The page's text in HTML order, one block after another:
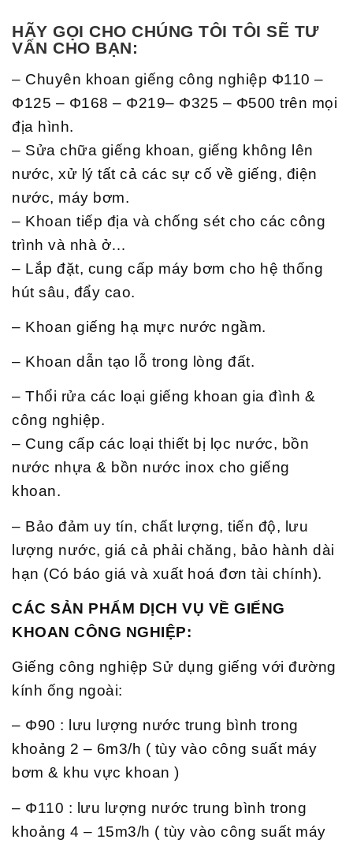
HÃY GỌI CHO CHÚNG TÔI TÔI SẼ TƯ
VẤN CHO BẠN:
– Chuyên khoan giếng công nghiệp Φ110 –
Φ125 – Φ168 – Φ219– Φ325 – Φ500 trên mọi
địa hình.
– Sửa chữa giếng khoan, giếng không lên
nước, xử lý tất cả các sự cố về giếng, điện
nước, máy bơm.
– Khoan tiếp địa và chống sét cho các công
trình và nhà ở…
– Lắp đặt, cung cấp máy bơm cho hệ thống
hút sâu, đẩy cao.
– Khoan giếng hạ mực nước ngầm.
– Khoan dẫn tạo lỗ trong lòng đất.
– Thổi rửa các loại giếng khoan gia đình &
công nghiệp.
– Cung cấp các loại thiết bị lọc nước, bồn
nước nhựa & bồn nước inox cho giếng
khoan.
– Bảo đảm uy tín, chất lượng, tiến độ, lưu
lượng nước, giá cả phải chăng, bảo hành dài
hạn (Có báo giá và xuất hoá đơn tài chính).
CÁC SẢN PHẨM DỊCH VỤ VỀ GIẾNG
KHOAN CÔNG NGHIỆP:
Giếng công nghiệp Sử dụng giếng với đường
kính ống ngoài:
– Φ90 : lưu lượng nước trung bình trong
khoảng 2 – 6m3/h ( tùy vào công suất máy
bơm & khu vực khoan )
– Φ110 : lưu lượng nước trung bình trong
khoảng 4 – 15m3/h ( tùy vào công suất máy